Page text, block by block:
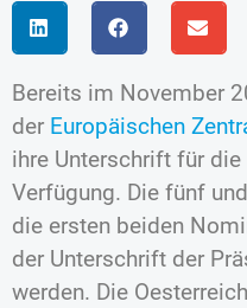
Bereits im November
der Europäischen
ihre Unterschrift für die
Verfügung. Die fünf
die ersten beiden
der Unterschrift der
werden. Die